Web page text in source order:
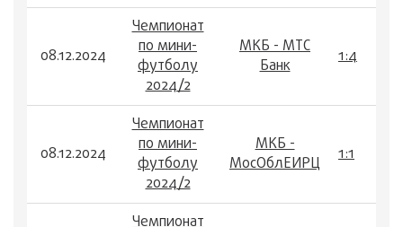
08.12.2024
Чемпионат
по мини-
футболу
2024/2
МКБ - МТС
Банк
1:4
08.12.2024
Чемпионат
по мини-
футболу
2024/2
МКБ -
МосОблЕИРЦ
1:1
Чемпионат